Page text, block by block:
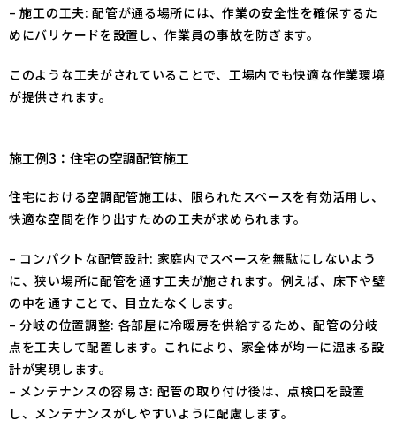
– 施工の工夫: 配管が通る場所には、作業の安全性を確保するた
めにバリケードを設置し、作業員の事故を防ぎます。
このような工夫がされていることで、工場内でも快適な作業環境
が提供されます。
施工例3：住宅の空調配管施工
住宅における空調配管施工は、限られたスペースを有効活用し、
快適な空間を作り出すための工夫が求められます。
– コンパクトな配管設計: 家庭内でスペースを無駄にしないよう
に、狭い場所に配管を通す工夫が施されます。例えば、床下や壁
の中を通すことで、目立たなくします。
– 分岐の位置調整: 各部屋に冷暖房を供給するため、配管の分岐
点を工夫して配置します。これにより、家全体が均一に温まる設
計が実現します。
– メンテナンスの容易さ: 配管の取り付け後は、点検口を設置
し、メンテナンスがしやすいように配慮します。